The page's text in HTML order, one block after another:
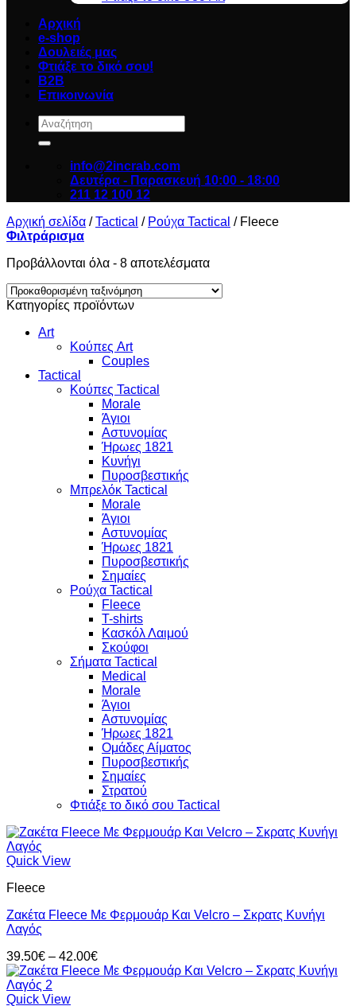
Αρχική
e-shop
Δουλειές μας
Φτιάξε το δικό σου!
B2B
Επικοινωνία
Αναζήτηση
για:
info@2incrab.com
Δευτέρα - Παρασκευή 10:00 - 18:00
211 12 100 12
Αρχική σελίδα / Tactical / Ρούχα Tactical /Fleece
Φιλτράρισμα
Προβάλλονται όλα - 8 αποτελέσματα
Κατηγορίες προϊόντων
Art
Κούπες Art
Couples
Tactical
Κούπες Tactical
Morale
Άγιοι
Αστυνομίας
Ήρωες 1821
Κυνήγι
Πυροσβεστικής
Μπρελόκ Tactical
Morale
Άγιοι
Αστυνομίας
Ήρωες 1821
Πυροσβεστικής
Σημαίες
Ρούχα Tactical
Fleece
T-shirts
Κασκόλ Λαιμού
Σκούφοι
Σήματα Tactical
Medical
Morale
Άγιοι
Αστυνομίας
Ήρωες 1821
Ομάδες Αίματος
Πυροσβεστικής
Σημαίες
Στρατού
Φτιάξε το δικό σου Tactical
Quick View
Fleece
Ζακέτα Fleece Με Φερμουάρ Και Velcro – Σκρατς Κυνήγι
Λαγός
39.50€ – 42.00€Price
range:
Quick View